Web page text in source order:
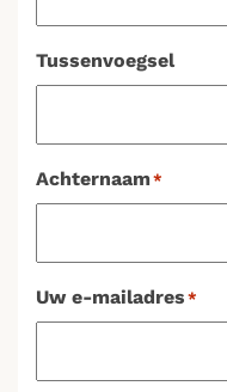
Tussenvoegsel
Achternaam*
Uw e-mailadres *